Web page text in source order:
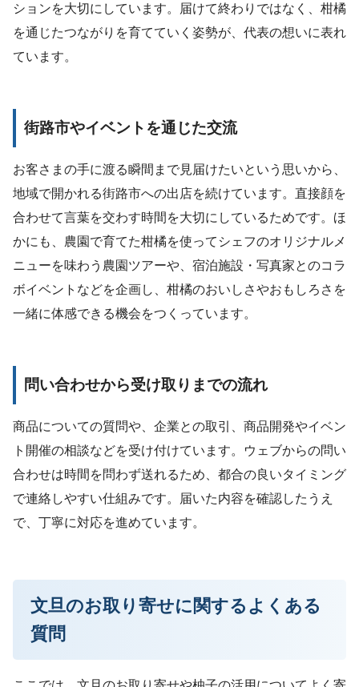
ションを大切にしています。届けて終わりではなく、柑橘
を通じたつながりを育てていく姿勢が、代表の想いに表れ
ています。
街路市やイベントを通じた交流
お客さまの手に渡る瞬間まで見届けたいという思いから、
地域で開かれる街路市への出店を続けています。直接顔を
合わせて言葉を交わす時間を大切にしているためです。ほ
かにも、農園で育てた柑橘を使ってシェフのオリジナルメ
ニューを味わう農園ツアーや、宿泊施設・写真家とのコラ
ボイベントなどを企画し、柑橘のおいしさやおもしろさを
一緒に体感できる機会をつくっています。
問い合わせから受け取りまでの流れ
商品についての質問や、企業との取引、商品開発やイベン
ト開催の相談などを受け付けています。ウェブからの問い
合わせは時間を問わず送れるため、都合の良いタイミング
で連絡しやすい仕組みです。届いた内容を確認したうえ
で、丁寧に対応を進めています。
文旦のお取り寄せに関するよくある
質問